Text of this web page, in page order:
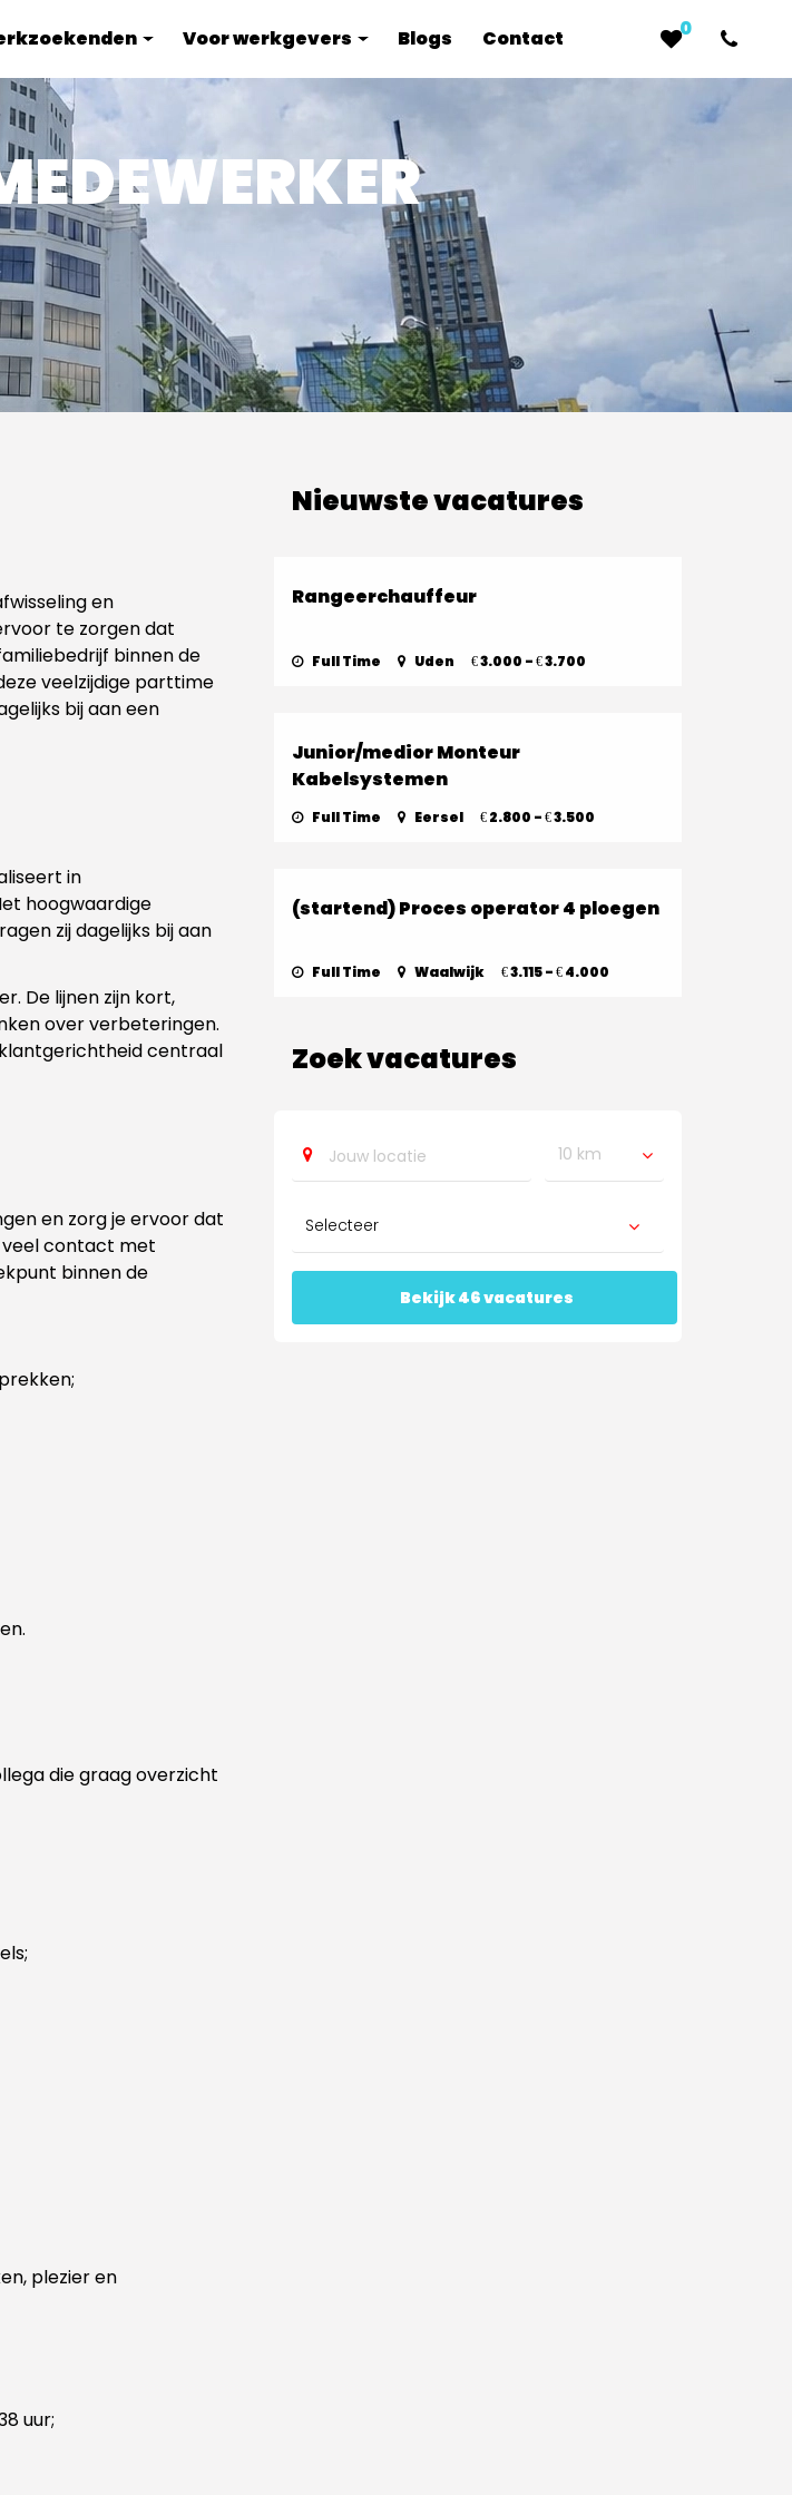
Voor werkgevers Blogs Contact 0
en
te zorgen dat
binnen de
veelzijdige parttime
bij aan een
in
hoogwaardige
zij dagelijks bij aan
De lijnen zijn kort,
over verbeteringen.
centraal
en zorg je ervoor dat
veel contact met
binnen de
die graag overzicht
plezier en
uur;
Nieuwste vacatures
Rangeerchauffeur
Full Time Uden €3.000 - €3.700
Junior/medior Monteur
Kabelsystemen
Full Time Eersel € 2.800 - €3.500
(startend) Proces operator 4 ploegen
Full Time Waalwijk €3.115 - € 4.000
Zoek vacatures
10 km
Bekijk 46 vacatures